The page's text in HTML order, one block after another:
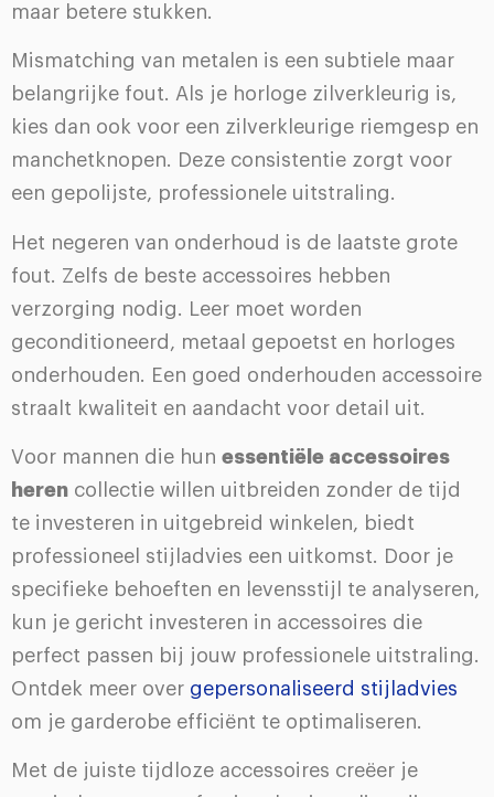
maar betere stukken.
Mismatching van metalen is een subtiele maar
belangrijke fout. Als je horloge zilverkleurig is,
kies dan ook voor een zilverkleurige riemgesp en
manchetknopen. Deze consistentie zorgt voor
een gepolijste, professionele uitstraling.
Het negeren van onderhoud is de laatste grote
fout. Zelfs de beste accessoires hebben
verzorging nodig. Leer moet worden
geconditioneerd, metaal gepoetst en horloges
onderhouden. Een goed onderhouden accessoire
straalt kwaliteit en aandacht voor detail uit.
Voor mannen die hun essentiële accessoires
heren collectie willen uitbreiden zonder de tijd
te investeren in uitgebreid winkelen, biedt
professioneel stijladvies een uitkomst. Door je
specifieke behoeften en levensstijl te analyseren,
kun je gericht investeren in accessoires die
perfect passen bij jouw professionele uitstraling.
Ontdek meer over gepersonaliseerd stijladvies
om je garderobe efficiënt te optimaliseren.
Met de juiste tijdloze accessoires creëer je